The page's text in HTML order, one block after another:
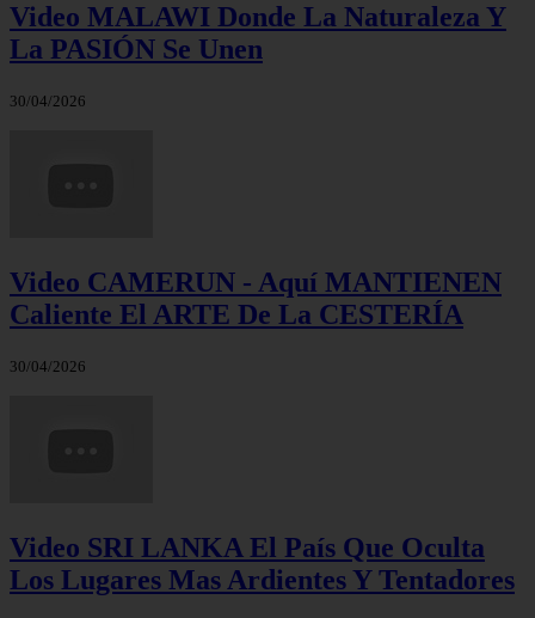
Video MALAWI Donde La Naturaleza Y
La PASIÓN Se Unen
30/04/2026
Video CAMERUN - Aquí MANTIENEN
Caliente El ARTE De La CESTERÍA
30/04/2026
Video SRI LANKA El País Que Oculta
Los Lugares Mas Ardientes Y Tentadores